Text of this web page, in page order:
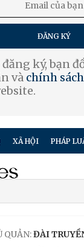
ĐĂNG KÝ
ký, bạn
và chính
XÃ HỘI PHÁP
QUẢN:ĐÀI